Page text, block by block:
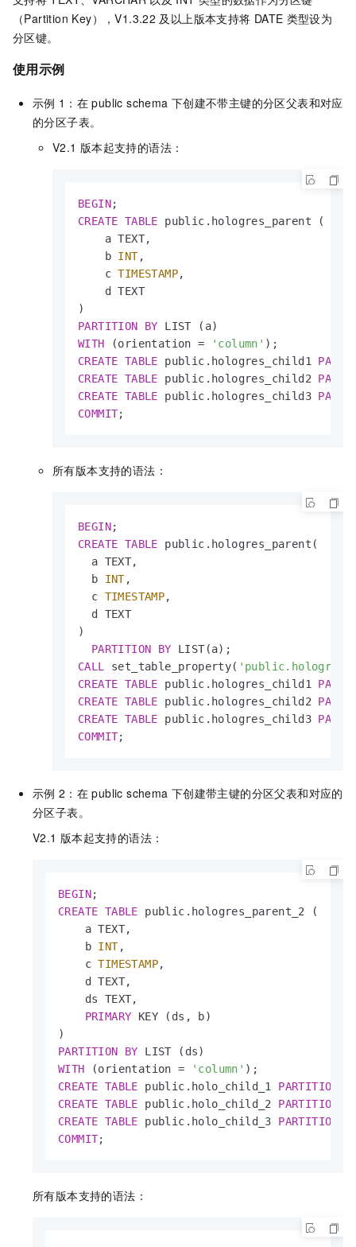
（Partition Key），V1.3.22 及以上版本支持将 DATE 类型设为
分区键。
使用示例
示例 1：在 public schema 下创建不带主键的分区父表和对应
的分区子表。
V2.1 版本起支持的语法：
BEGIN
CREATE TABLE public.hologres_parent (
    a TEXT,
    b
INT,
    c
TIMESTAMP,
    d TEXT
PARTITION
BY
WITH (orientation = 'column'
CREATE TABLE public.hologres_child1
CREATE TABLE public.hologres_child2
CREATE TABLE public.hologres_child3
COMMIT;
所有版本支持的语法：
BEGIN
CREATE TABLE public.hologres_parent(
  a TEXT,
  b
INT,
  c
TIMESTAMP,
  d TEXT
)
PARTITION
BY
CALL
set_table_property(
CREATE TABLE public.hologres_child1
CREATE TABLE public.hologres_child2
CREATE TABLE public.hologres_child3
COMMIT;
示例 2：在 public schema 下创建带主键的分区父表和对应的
分区子表。
V2.1 版本起支持的语法：
BEGIN
CREATE TABLE public.hologres_parent_2 (
    a TEXT,
    b
INT,
    c
TIMESTAMP,
    d TEXT,
    ds TEXT,
PRIMARY KEY (ds, b)
PARTITION
BY
WITH (orientation = 'column'
CREATE TABLE public.holo_child_1 PARTITION
CREATE TABLE public.holo_child_2 PARTITION
CREATE TABLE public.holo_child_3 PARTITION
COMMIT;
所有版本支持的语法：